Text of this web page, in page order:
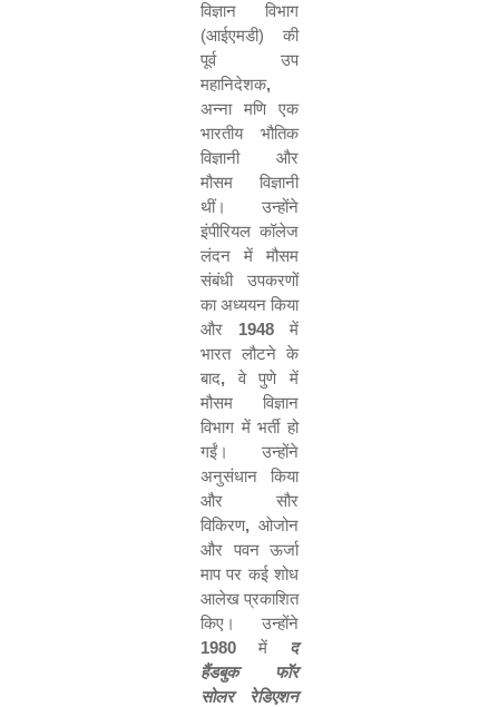
विज्ञान विभाग
(आईएमडी) की
पूर्व उप
महानिदेशक,
अन्ना मणि एक
भारतीय भौतिक
विज्ञानी और
मौसम विज्ञानी
थीं। उन्होंने
इंपीरियल कॉलेज
लंदन में मौसम
संबंधी उपकरणों
का अध्ययन किया
और 1948 में
भारत लौटने के
बाद, वे पुणे में
मौसम विज्ञान
विभाग में भर्ती हो
गईं। उन्‍होंने
अनुसंधान किया
और सौर
विकिरण, ओजोन
और पवन ऊर्जा
माप पर कई शोध
आलेख प्रकाशित
किए। उन्होंने
1980 में द
हैंडबुक फॉर
सोलर रेडिएशन